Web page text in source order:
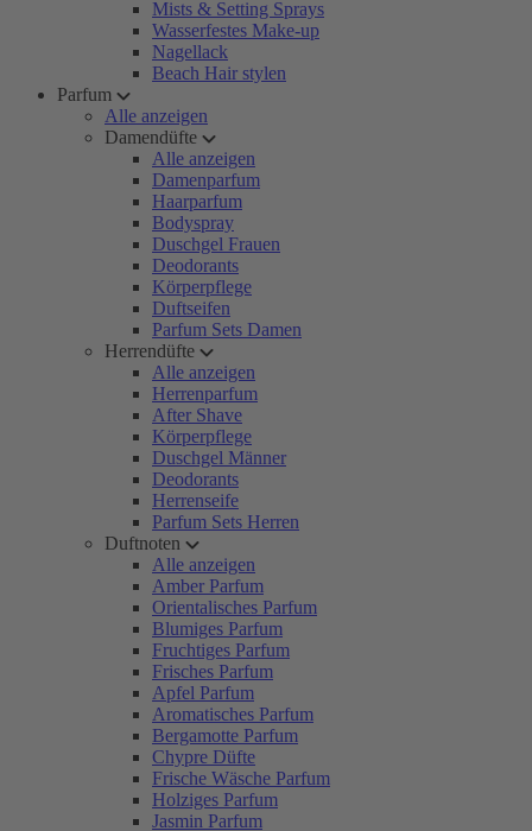
Mists & Setting Sprays
Wasserfestes Make-up
Nagellack
Beach Hair stylen
Parfum
Alle anzeigen
Damendüfte
Alle anzeigen
Damenparfum
Haarparfum
Bodyspray
Duschgel Frauen
Deodorants
Körperpflege
Duftseifen
Parfum Sets Damen
Herrendüfte
Alle anzeigen
Herrenparfum
After Shave
Körperpflege
Duschgel Männer
Deodorants
Herrenseife
Parfum Sets Herren
Duftnoten
Alle anzeigen
Amber Parfum
Orientalisches Parfum
Blumiges Parfum
Fruchtiges Parfum
Frisches Parfum
Apfel Parfum
Aromatisches Parfum
Bergamotte Parfum
Chypre Düfte
Frische Wäsche Parfum
Holziges Parfum
Jasmin Parfum